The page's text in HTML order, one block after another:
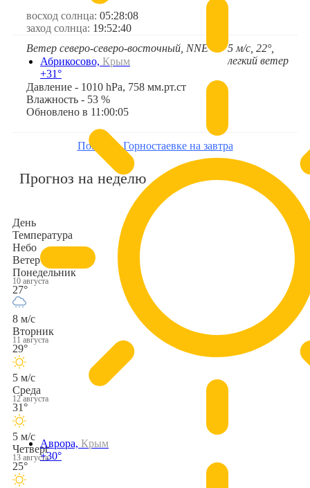
Абрикосово, Крым
+31°
Аврора, Крым
+30°
восход солнца: 05:28:08
заход солнца: 19:52:40
Ветер северо-северо-восточный, NNE
➤ 5 м/с, 22°,
легкий ветер
Давление - 1010 hPa, 758 мм.рт.ст
Влажность - 53 %
Обновлено в 11:00:05
Погода в Горностаевке на завтра
Прогноз на неделю
День
Температура
Небо
Ветер
Понедельник
10 августа
27°
8 м/с
Вторник
11 августа
29°
5 м/с
Среда
12 августа
31°
5 м/с
Четверг
13 августа
25°